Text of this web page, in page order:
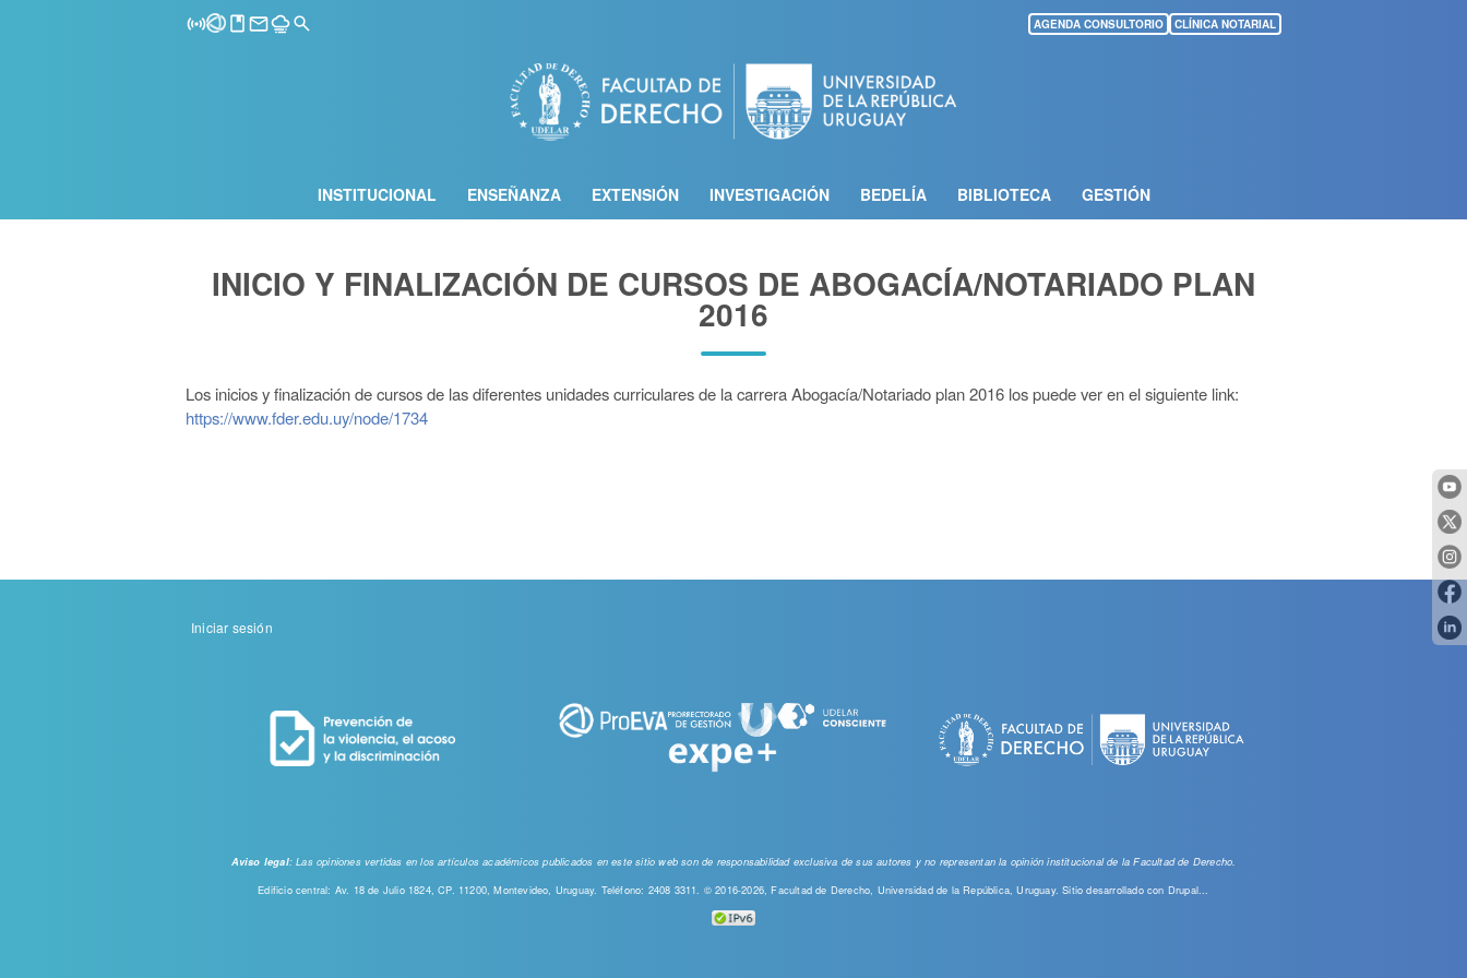
contenido
principal
AGENDA CONSULTORIO CLÍNICA NOTARIAL
INSTITUCIONAL ENSEÑANZA EXTENSIÓN INVESTIGACIÓN BEDELÍA BIBLIOTECA GESTIÓN
INICIO Y FINALIZACIÓN DE CURSOS DE ABOGACÍA/NOTARIADO PLAN
2016
Los inicios y finalización de cursos de las diferentes unidades curriculares de la carrera Abogacía/Notariado plan 2016 los puede ver en el siguiente link:
https://www.fder.edu.uy/node/1734
Menu
Iniciar sesión
Aviso legal: Las opiniones vertidas en los artículos académicos publicados en este sitio web son de responsabilidad exclusiva de sus autores y no representan la opinión institucional de la Facultad de Derecho.
Edificio central: Av. 18 de Julio 1824, CP. 11200, Montevideo, Uruguay. Teléfono: 2408 3311. © 2016-2026, Facultad de Derecho, Universidad de la República, Uruguay. Sitio desarrollado con Drupal...